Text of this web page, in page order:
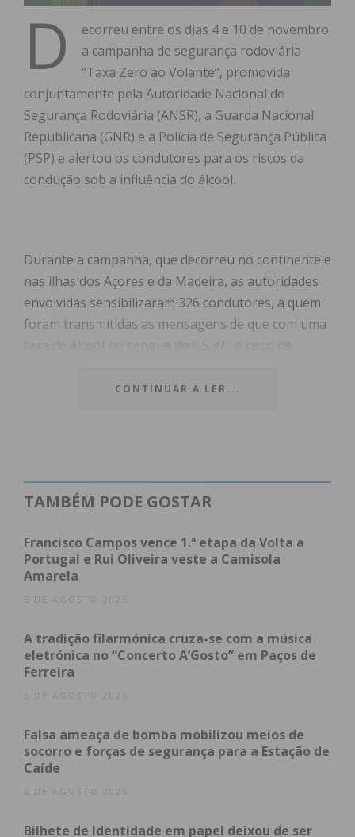
D
ecorreu entre os dias 4 e 10 de novembro
a campanha de segurança rodoviária
“Taxa Zero ao Volante”, promovida
conjuntamente pela Autoridade Nacional de
Segurança Rodoviária (ANSR), a Guarda Nacional
Republicana (GNR) e a Polícia de Segurança Pública
(PSP) e alertou os condutores para os riscos da
condução sob a influência do álcool.
Durante a campanha, que decorreu no continente e
nas ilhas dos Açores e da Madeira, as autoridades
envolvidas sensibilizaram 326 condutores, a quem
foram transmitidas as mensagens de que com uma
consumo de álcool estreita o campo visual, atrasa a
altura, metabolismo, os alimentos ingeridos e há
No âmbito desta Campanha, foram fiscalizados
automaticamente por radar 4.470.196 veículos, dos
quais 124.392 pelas Forças de Segurança (GNR e
Controlo de Velocidade, da responsabilidade da
ANSR.
presencialmente 61.315 veículos e condutores. No
total foram fiscalizados, quer através de meios
automáticos, quer presencialmente, 4.531.511
veículos.
Do total de 4.531.511 veículos fiscalizados, durante
CONTINUAR A LER...
TAMBÉM PODE GOSTAR
Francisco Campos vence 1.ª etapa da Volta a
Portugal e Rui Oliveira veste a Camisola
Amarela
6 DE AGOSTO 2026
A tradição filarmónica cruza-se com a música
eletrónica no “Concerto A’Gosto” em Paços de
Ferreira
6 DE AGOSTO 2026
Falsa ameaça de bomba mobilizou meios de
socorro e forças de segurança para a Estação de
Caíde
6 DE AGOSTO 2026
Bilhete de Identidade em papel deixou de ser